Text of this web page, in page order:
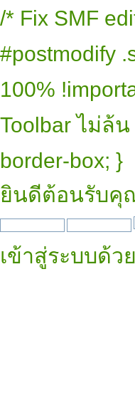
/* Fix SMF
#postmodify
100%
Toolbar ไม่ล้น
border-box; }
ยินดีต้อนรับคุ
เข้าสู่ระบบด้ว